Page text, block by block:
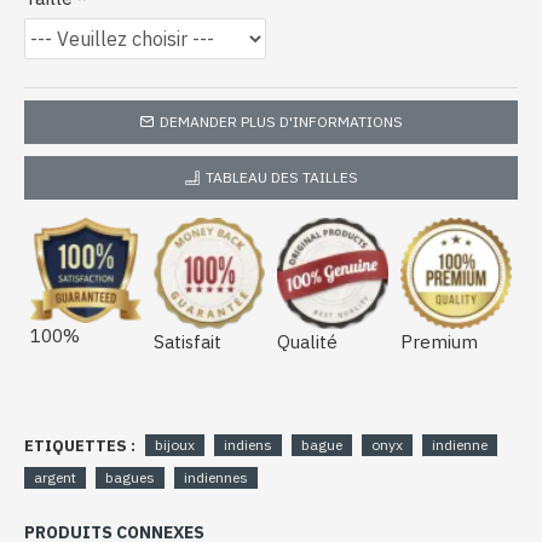
DEMANDER PLUS D'INFORMATIONS
TABLEAU DES TAILLES
100% Satisfait Qualité Premium
ETIQUETTES : bijoux indiens bague onyx
indienne
argent
bagues indiennes
PRODUITS CONNEXES